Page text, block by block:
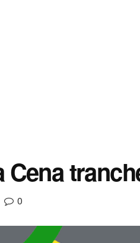
Cena
0